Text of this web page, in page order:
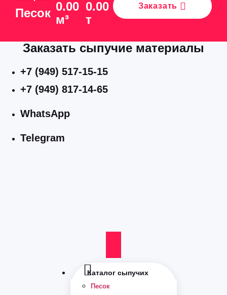
Песок 0.00
м³
0.00
т
Заказать
Заказать сыпучие материалы
+7 (949) 517-15-15
+7 (949) 817-14-65
WhatsApp
Telegram
Каталог сыпучих
Песок